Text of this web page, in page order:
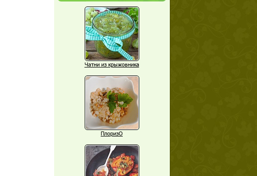
Чатни из крыжовника
ПлоризО